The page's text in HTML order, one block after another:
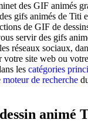
des GIF animés
gifs animés de Titi
de GIF de
servir des gifs
réseaux sociaux,
votre site web ou
les catégories
moteur de recherche
animé